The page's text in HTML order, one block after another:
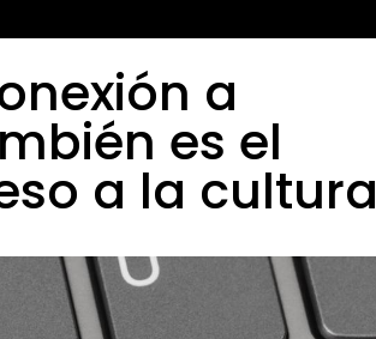
a
es el
a la cultura